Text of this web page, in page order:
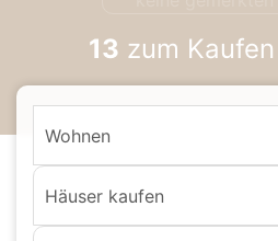
13 zum
Wohnen
Häuser kaufen